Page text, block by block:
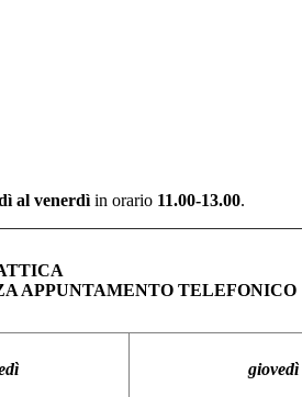
al venerdì in orario 11.00-13.00.
APPUNTAMENTO TELEFONICO
giovedì